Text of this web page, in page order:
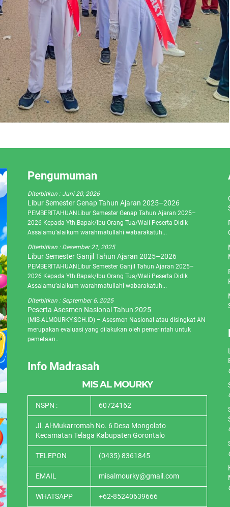
Pengumuman
Diterbitkan :Juni 20, 2026
Libur Semester Genap Tahun Ajaran 2025–2026
PEMBERITAHUANLibur Semester Genap Tahun Ajaran 2025–
2026 Kepada Yth.Bapak/Ibu Orang Tua/Wali Peserta Didik
Assalamu’alaikum warahmatullahi wabarakatuh...
Diterbitkan : Desember 21, 2025
Libur Semester Ganjil Tahun Ajaran 2025–2026
PEMBERITAHUANLibur Semester Ganjil Tahun Ajaran 2025–
2026 Kepada Yth.Bapak/Ibu Orang Tua/Wali Peserta Didik
Assalamu’alaikum warahmatullahi wabarakatuh...
Diterbitkan : September 6, 2025
Peserta Asesmen Nasional Tahun 2025
(MIS-ALMOURKY.SCH.ID) – Asesmen Nasional atau disingkat AN
merupakan evaluasi yang dilakukan oleh pemerintah untuk
pemetaan..
Info Madrasah
MIS AL MOURKY
NSPN : 60724162
Jl. Al-Mukarromah No. 6 Desa Mongolato
Kecamatan Telaga Kabupaten Gorontalo
TELEPON (0435) 8361845
EMAIL misalmourky@gmail.com
WHATSAPP +62-85240639666